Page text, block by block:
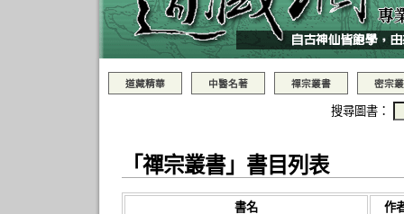
道藏精華 中醫名著 禪宗叢書 密宗
搜尋圖書：
「禪宗叢書」書目列表
書名
作